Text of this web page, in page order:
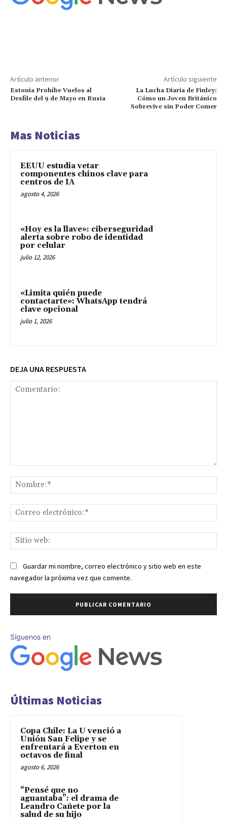
Artículo anterior
Estonia Prohíbe Vuelos al
Desfile del 9 de Mayo en Rusia
Artículo siguiente
La Lucha Diaria de Finley:
Cómo un Joven Británico
Sobrevive sin Poder Comer
Mas Noticias
EEUU estudia vetar
componentes chinos clave para
centros de IA
agosto 4, 2026
«Hoy es la llave»: ciberseguridad
alerta sobre robo de identidad
por celular
julio 12, 2026
«Limita quién puede
contactarte»: WhatsApp tendrá
clave opcional
julio 1, 2026
DEJA UNA RESPUESTA
Guardar mi nombre, correo electrónico y sitio web en este
navegador la próxima vez que comente.
Síguenos en
Últimas Noticias
Copa Chile: La U venció a
Unión San Felipe y se
enfrentará a Everton en
octavos de final
agosto 6, 2026
“Pensé que no
aguantaba”: el drama de
Leandro Cañete por la
salud de su hijo